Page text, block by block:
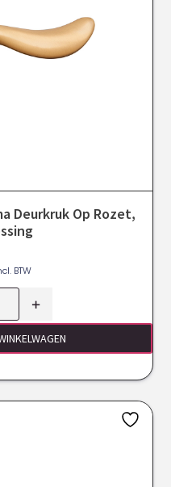
Deurkruk Op Rozet,
BTW
+